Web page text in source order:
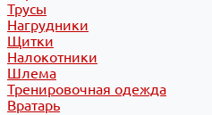
Трусы
Нагрудники
Щитки
Налокотники
Шлема
Тренировочная одежда
Вратарь